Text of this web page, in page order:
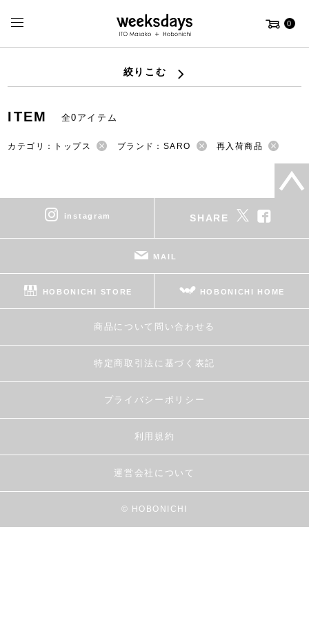
0
絞りこむ
ITEM 全0アイテム
カテゴリ：トップス ブランド：SARO 再入荷商品
instagram SHARE
MAIL
HOBONICHI STORE HOBONICHI HOME
商品について問い合わせる
特定商取引法に基づく表記
プライバシーポリシー
利用規約
運営会社について
© HOBONICHI